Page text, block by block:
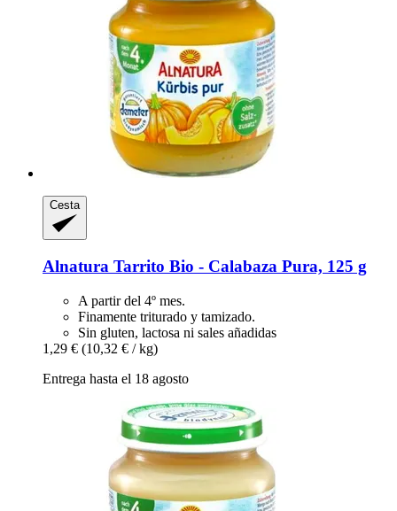
Cesta
Alnatura Tarrito Bio -​ Calabaza Pura, 125 g
A partir del 4º mes.
Finamente triturado y tamizado.
Sin gluten, lactosa ni sales añadidas
1,29 € (10,32 € / kg)
Entrega hasta el 18 agosto